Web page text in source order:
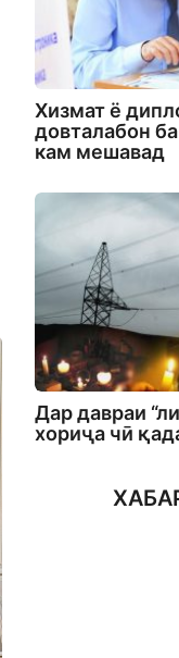
Хизмат ё
довталабон
кам мешавад
Дар давраи
хориҷа чӣ